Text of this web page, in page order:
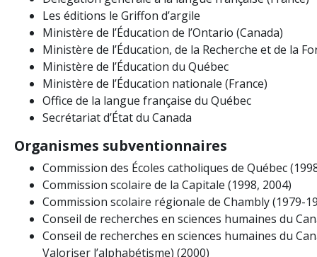
Les éditions le Griffon d’argile
Ministère de l’Éducation de l’Ontario (Canada)
Ministère de l’Éducation, de la Recherche et de la
Ministère de l’Éducation du Québec
Ministère de l’Éducation nationale (France)
Office de la langue française du Québec
Secrétariat d’État du Canada
Organismes subventionnaires
Commission des Écoles catholiques de Québec
Commission scolaire de la Capitale (1998, 2004)
Commission scolaire régionale de Chambly (1979-
Conseil de recherches en sciences humaines du
Conseil de recherches en sciences humaines du
Valoriser l’alphabétisme) (2000)